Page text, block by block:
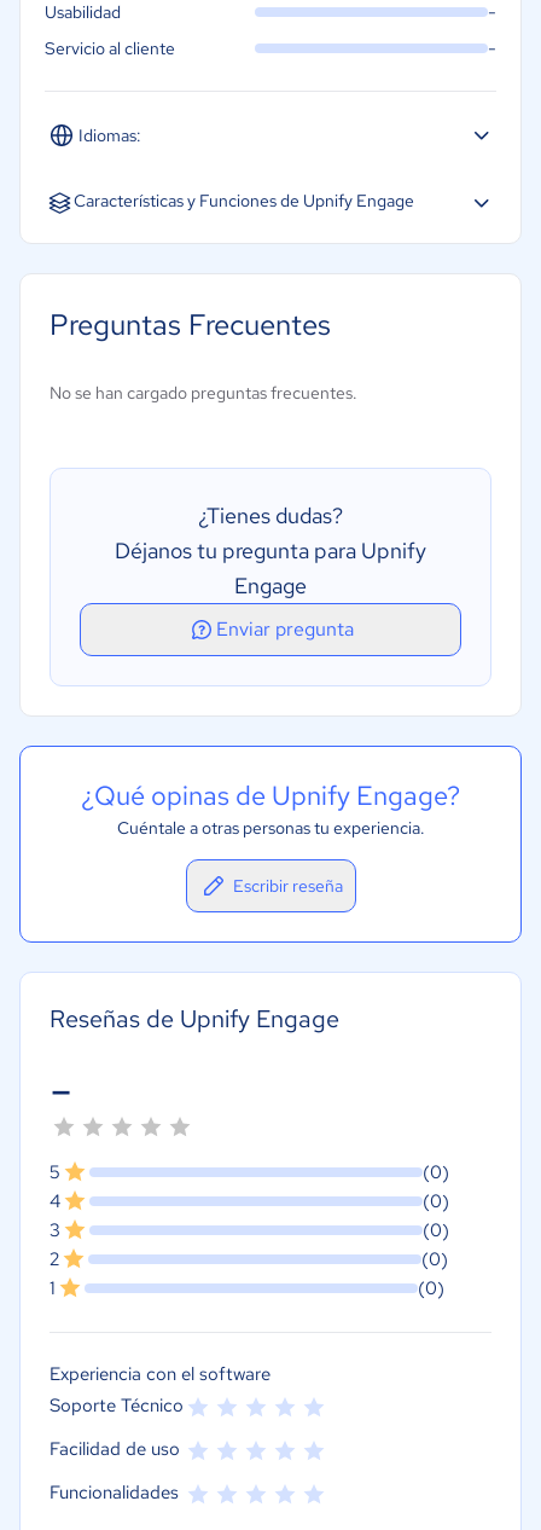
Idiomas:
Español Inglés Portugués
Usabilidad -
Servicio al cliente -
Características y Funciones de Upnify Engage
Integración de base de datos de clientes potenciales
Preguntas Frecuentes
No se han cargado preguntas frecuentes.
¿Tienes dudas?
Déjanos tu pregunta para Upnify
Engage
Enviar pregunta
¿Qué opinas de Upnify Engage?
Cuéntale a otras personas tu experiencia.
Escribir reseña
Reseñas de Upnify Engage
-
5
(0)
4
(0)
3
(0)
2
(0)
1
(0)
Experiencia con el software
Soporte Técnico
Facilidad de uso
Funcionalidades